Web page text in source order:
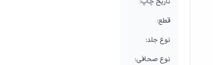
:قطع
:نوع جلد
:نوع صحافی